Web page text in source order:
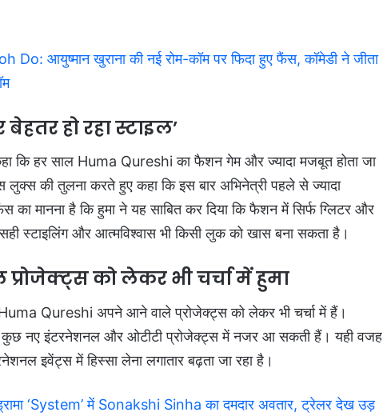
Do: आयुष्मान खुराना की नई रोम-कॉम पर फिदा हुए फैंस, कॉमेडी ने जीता
हो रहा स्टाइल’
कि हर साल Huma Qureshi का फैशन गेम और ज्यादा मजबूत होता जा
की तुलना करते हुए कहा कि इस बार अभिनेत्री पहले से ज्यादा
मानना है कि हुमा ने यह साबित कर दिया कि फैशन में सिर्फ ग्लिटर और
स्टाइलिंग और आत्मविश्वास भी किसी लुक को खास बना सकता है।
को लेकर भी चर्चा में हुमा
Qureshi अपने आने वाले प्रोजेक्ट्स को लेकर भी चर्चा में हैं।
कुछ नए इंटरनेशनल और ओटीटी प्रोजेक्ट्स में नजर आ सकती हैं। यही वजह
इवेंट्स में हिस्सा लेना लगातार बढ़ता जा रहा है।
‘System’ में Sonakshi Sinha का दमदार अवतार, ट्रेलर देख उड़